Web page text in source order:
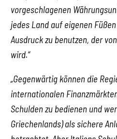
vorgeschlagenen
jedes Land auf eigenen
Ausdruck zu benutzen, der
wird.“
„Gegenwärtig können die
internationalen
Schulden zu bedienen und
Griechenlands) als sichere